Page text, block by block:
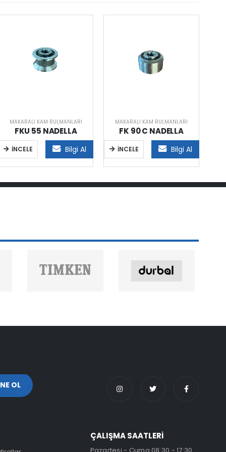
MAKARALI KAM RULMANLARI
FKU 55 NADELLA
İNCELE Bilgi Al
MAKARALI KAM RULMANLARI
FK 90 C NADELLA
İNCELE Bilgi Al
ÇALIŞMA SAATLERİ